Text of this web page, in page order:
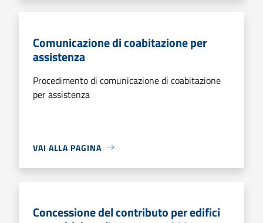
Comunicazione di coabitazione per
assistenza
Procedimento di comunicazione di coabitazione
per assistenza
VAI ALLA PAGINA
Concessione del contributo per edifici